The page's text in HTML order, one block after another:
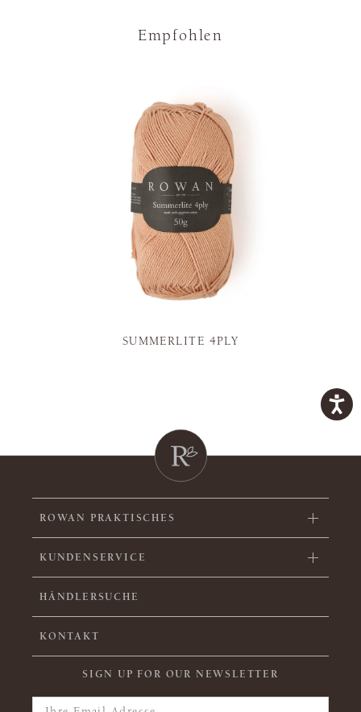
Empfohlen
SUMMERLITE 4PLY
ROWAN PRAKTISCHES
KUNDENSERVICE
HÄNDLERSUCHE
KONTAKT
SIGN UP FOR OUR NEWSLETTER